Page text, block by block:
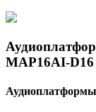
MAP16AI-D16